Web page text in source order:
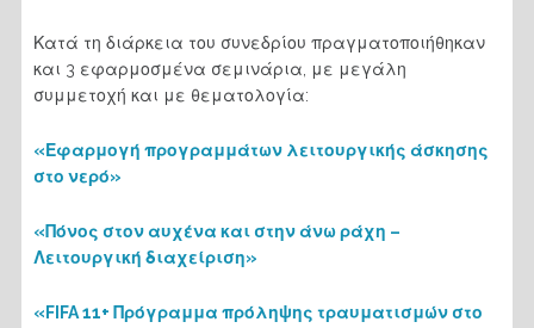
Κατά τη διάρκεια του συνεδρίου πραγματοποιήθηκαν
και 3 εφαρμοσμένα σεμινάρια, με μεγάλη
συμμετοχή και με θεματολογία:
«Εφαρμογή προγραμμάτων λειτουργικής άσκησης
στο νερό»
«Πόνος στον αυχένα και στην άνω ράχη –
Λειτουργική διαχείριση»
«FIFA 11+ Πρόγραμμα πρόληψης τραυματισμών στο